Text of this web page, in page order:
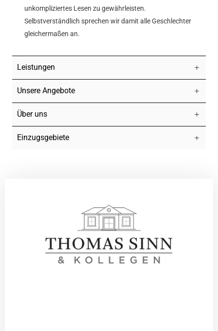
unkompliziertes Lesen zu gewährleisten.
Selbstverständlich sprechen wir damit alle Geschlechter
gleichermaßen an.
Leistungen
Unsere Angebote
Über uns
Einzugsgebiete